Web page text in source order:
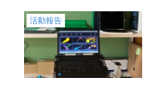
活動報告